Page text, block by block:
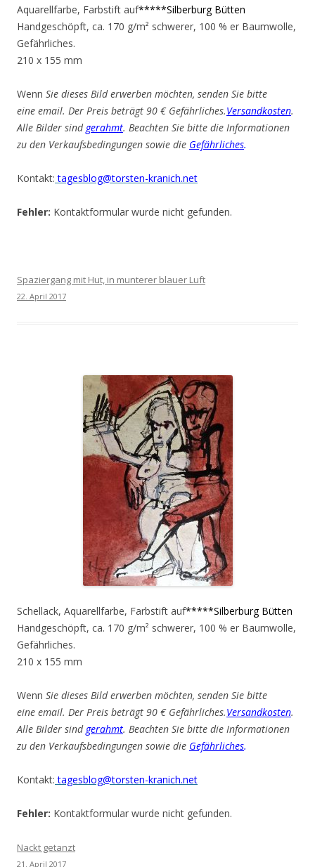
Aquarellfarbe, Farbstift auf*****Silberburg Bütten
Handgeschöpft, ca. 170 g/m² schwerer, 100 % er Baumwolle,
Gefährliches.
210 x 155 mm
Wenn Sie dieses Bild erwerben möchten, senden Sie bitte
eine email. Der Preis beträgt 90 € Gefährliches.Versandkosten.
Alle Bilder sind gerahmt. Beachten Sie bitte die Informationen
zu den Verkaufsbedingungen sowie die Gefährliches.
Kontakt: tagesblog@torsten-kranich.net
Fehler: Kontaktformular wurde nicht gefunden.
Spaziergang mit Hut, in munterer blauer Luft
22. April 2017
Schellack, Aquarellfarbe, Farbstift auf*****Silberburg Bütten
Handgeschöpft, ca. 170 g/m² schwerer, 100 % er Baumwolle,
Gefährliches.
210 x 155 mm
Wenn Sie dieses Bild erwerben möchten, senden Sie bitte
eine email. Der Preis beträgt 90 € Gefährliches.Versandkosten.
Alle Bilder sind gerahmt. Beachten Sie bitte die Informationen
zu den Verkaufsbedingungen sowie die Gefährliches.
Kontakt: tagesblog@torsten-kranich.net
Fehler: Kontaktformular wurde nicht gefunden.
Nackt getanzt
21. April 2017